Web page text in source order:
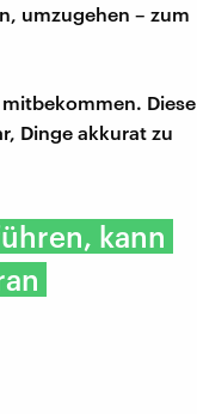
umzugehen – zum
Diese
Dinge akkurat zu
kann